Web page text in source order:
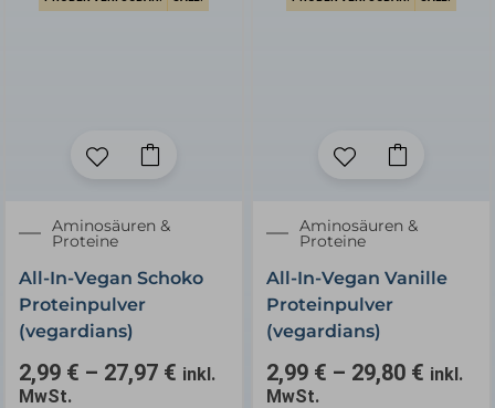
Dieses
Produkt
mehrere
auf.
Die
auf
Aminosäuren &
Proteine
All-In-Vegan Schoko
Proteinpulver
(vegardians)
2,99 € – 27,97 € inkl.
MwSt.
Dieses
Produkt
mehrere
auf.
Die
auf
Aminosäuren &
Proteine
All-In-Vegan Vanille
Proteinpulver
(vegardians)
2,99 € – 29,80 € inkl.
MwSt.